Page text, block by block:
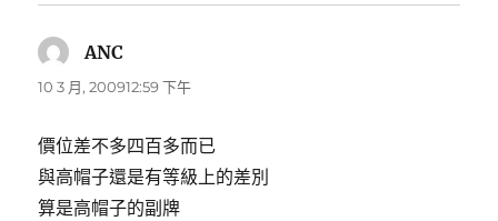
ANC
示:
10 3 月, 200912:59 下午
價位差不多四百多而已
與高帽子還是有等級上的差別
算是高帽子的副牌